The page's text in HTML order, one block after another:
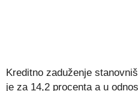
Kreditno zaduženje
je za 14,2 procenta a u